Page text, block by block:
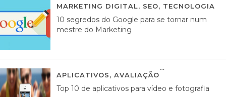
MARKETING DIGITAL, SEO, TECNOLOGIA
10 segredos do Google para se tornar num
mestre do Marketing
APLICATIVOS, AVALIAÇÃO
Top 10 de aplicativos para vídeo e fotografia